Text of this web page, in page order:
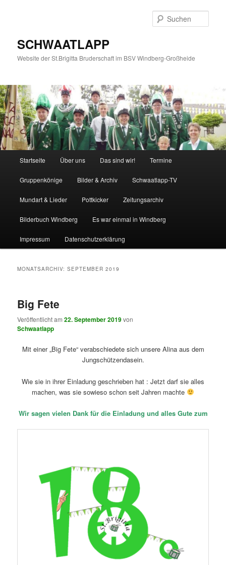
SCHWAATLAPP
Website der St.Brigitta Bruderschaft im BSV Windberg-Großheide
Startseite Über uns Das sind wir! Termine
Gruppenkönige Bilder & Archiv Schwaatlapp-TV
Mundart & Lieder Pottkicker Zeitungsarchiv
Bilderbuch Windberg Es war einmal in Windberg
Impressum Datenschutzerklärung
MONATSARCHIV:SEPTEMBER 2019
Big Fete
Veröffentlicht am22. September 2019von
Schwaatlapp
Mit einer „Big Fete“ verabschiedete sich unsere Alina aus dem
Jungschützendasein.
Wie sie in ihrer Einladung geschrieben hat : Jetzt darf sie alles
machen, was sie sowieso schon seit Jahren machte
Wir sagen vielen Dank für die Einladung und alles Gute zum